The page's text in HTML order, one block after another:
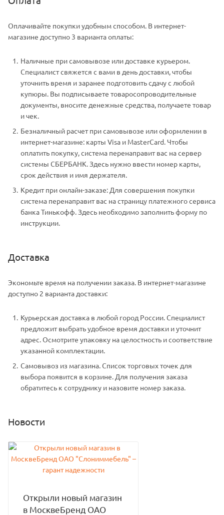
Оплачивайте покупки удобным способом. В интернет-
магазине доступно 3 варианта оплаты:
Наличные при самовывозе или доставке курьером.
Специалист свяжется с вами в день доставки, чтобы
уточнить время и заранее подготовить сдачу с любой
купюры. Вы подписываете товаросопроводительные
документы, вносите денежные средства, получаете товар
и чек.
Безналичный расчет при самовывозе или оформлении в
интернет-магазине: карты Visa и MasterCard. Чтобы
оплатить покупку, система перенаправит вас на сервер
системы СБЕРБАНК. Здесь нужно ввести номер карты,
срок действия и имя держателя.
Кредит при онлайн-заказе: Для совершения покупки
система перенаправит вас на страницу платежного сервиса
банка Тинькофф. Здесь необходимо заполнить форму по
инструкции.
Доставка
Экономьте время на получении заказа. В интернет-магазине
доступно 2 варианта доставки:
Курьерская доставка в любой город России. Специалист
предложит выбрать удобное время доставки и уточнит
адрес. Осмотрите упаковку на целостность и соответствие
указанной комплектации.
Самовывоз из магазина. Список торговых точек для
выбора появится в корзине. Для получения заказа
обратитесь к сотруднику и назовите номер заказа.
Новости
Открыли новый магазин
в МосквеБренд ОАО